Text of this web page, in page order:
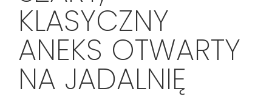
KLASYCZNY
ANEKS OTWARTY
NA JADALNIĘ